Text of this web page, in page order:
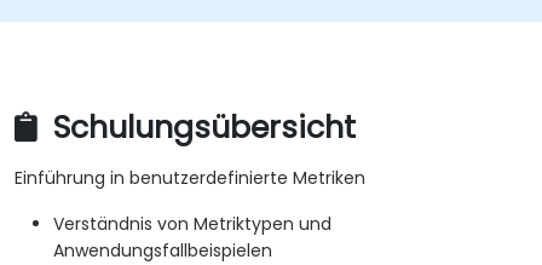
Schulungsübersicht
Einführung in benutzerdefinierte Metriken
Verständnis von Metriktypen und
Anwendungsfallbeispielen